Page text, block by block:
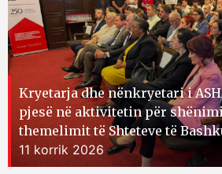
Kryetarja dhe nënkryetari i
pjesë në aktivitetin për
themelimit të Shteteve të
11 korrik 2026